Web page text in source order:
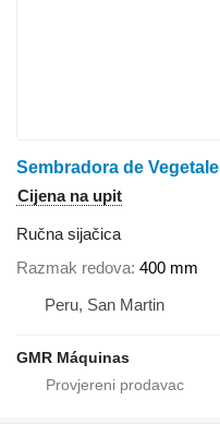
Sembradora de
Cijena na upit
Ručna sijačica
Razmak redova 400 mm
Peru, San Martin
GMR Máquinas